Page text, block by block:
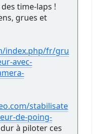
time-laps !
grues et
index.php/fr/gru
avec-
stabilisate
de-poing-
à piloter ces